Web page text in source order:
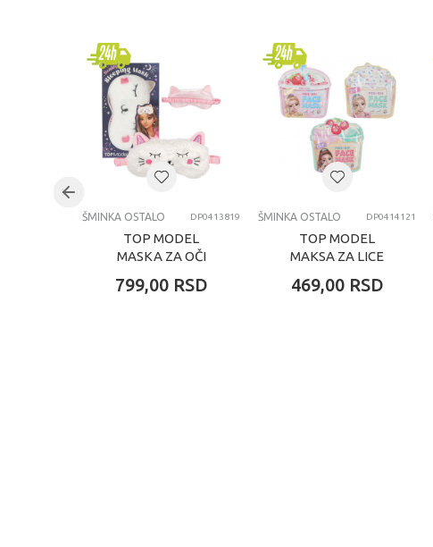
Brend
Pol
Uzrast
Kategorija
ŠMINKA OSTALO DP0413819
TOP MODEL
MASKA ZA OČI
799,00 RSD
ŠMINKA OSTALO DP0414121
TOP MODEL
MAKSA ZA LICE
469,00 RSD